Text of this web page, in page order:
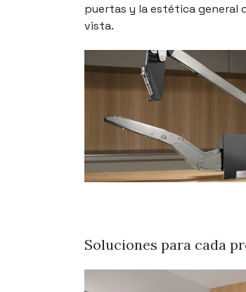
puertas y la estética general
vista.
Soluciones para cada